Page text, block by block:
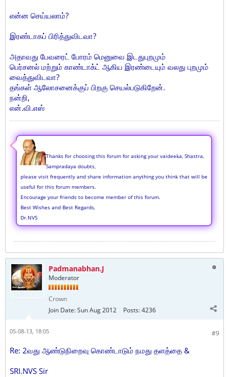
என்ன செய்யலாம்?
இரண்டாகப் பிரித்துவிடவா?
அதாவது பேவரைட் போரம் மெனுவை இடதுபுறமும்
பெர்சனல் மற்றும் காண்டாக்ட் ஆகிய இரண்டையும் வலது புறமும்
வைத்துவிடவா?
தங்கள் ஆலோசனைக்குப் பிறகு செயல்படுகிறேன்.
நன்றி,
என்.வி.எஸ்
Thanks for choosing this forum for asking your vaideeka, Shastra,
Sampradaya doubts,
please visit frequently and share information anything you think that will be
useful for this forum members.
Encourage your friends to become member of this forum.
Best Wishes and Best Regards,
Dr.NVS
Padmanabhan.J
Moderator
Crown
Join Date:Sun Aug 2012 Posts:4236
#9
05-08-13, 18:05
Re: 2வது ஆண்டுநிறைவு கொண்டாடும் நமது தளத்தை &
SRI.NVS Sir